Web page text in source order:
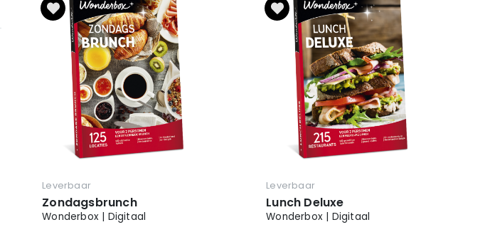
Leverbaar
Zondagsbrunch
Wonderbox | Digitaal
Leverbaar
Lunch Deluxe
Wonderbox | Digitaal